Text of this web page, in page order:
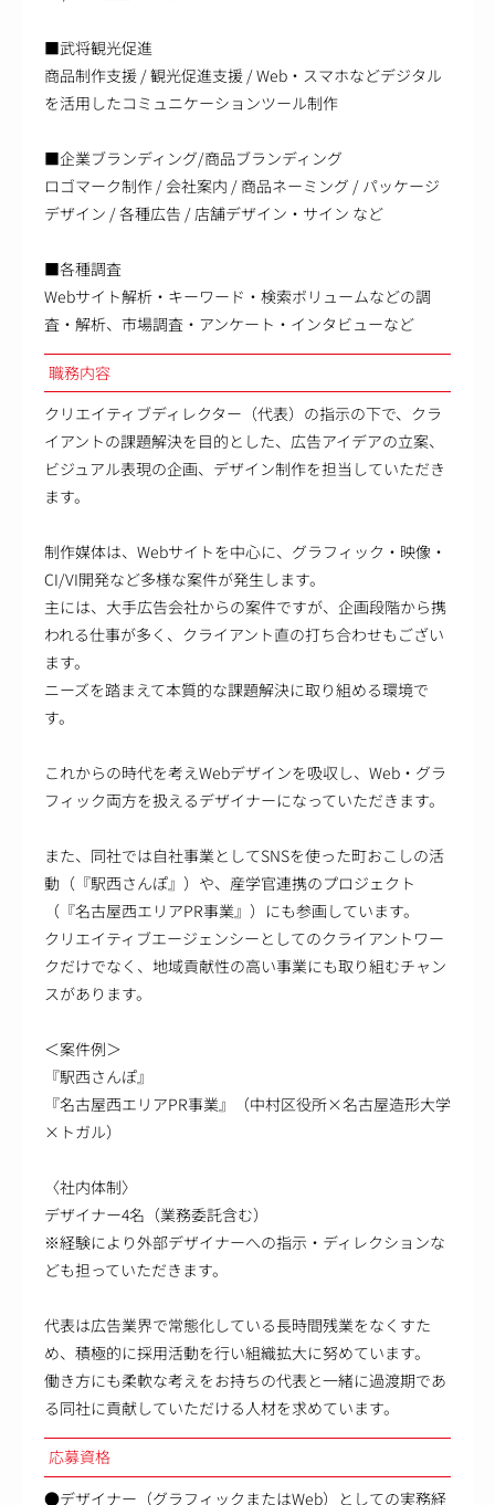
■武将観光促進
商品制作支援 / 観光促進支援 / Web・スマホなどデジタル
を活用したコミュニケーションツール制作
■企業ブランディング/商品ブランディング
ロゴマーク制作 / 会社案内 / 商品ネーミング / パッケージ
デザイン / 各種広告 / 店舗デザイン・サイン など
■各種調査
Webサイト解析・キーワード・検索ボリュームなどの調
査・解析、市場調査・アンケート・インタビューなど
職務内容
クリエイティブディレクター（代表）の指示の下で、クラ
イアントの課題解決を目的とした、広告アイデアの立案、
ビジュアル表現の企画、デザイン制作を担当していただき
ます。
制作媒体は、Webサイトを中心に、グラフィック・映像・
CI/VI開発など多様な案件が発生します。
主には、大手広告会社からの案件ですが、企画段階から携
われる仕事が多く、クライアント直の打ち合わせもござい
ます。
ニーズを踏まえて本質的な課題解決に取り組める環境で
す。
これからの時代を考えWebデザインを吸収し、Web・グラ
フィック両方を扱えるデザイナーになっていただきます。
また、同社では自社事業としてSNSを使った町おこしの活
動（『駅西さんぽ』）や、産学官連携のプロジェクト
（『名古屋西エリアPR事業』）にも参画しています。
クリエイティブエージェンシーとしてのクライアントワー
クだけでなく、地域貢献性の高い事業にも取り組むチャン
スがあります。
＜案件例＞
『駅西さんぽ』
『名古屋西エリアPR事業』（中村区役所×名古屋造形大学
×トガル）
〈社内体制〉
デザイナー4名（業務委託含む）
※経験により外部デザイナーへの指示・ディレクションな
ども担っていただきます。
代表は広告業界で常態化している長時間残業をなくすた
め、積極的に採用活動を行い組織拡大に努めています。
働き方にも柔軟な考えをお持ちの代表と一緒に過渡期であ
る同社に貢献していただける人材を求めています。
応募資格
●デザイナー（グラフィックまたはWeb）としての実務経